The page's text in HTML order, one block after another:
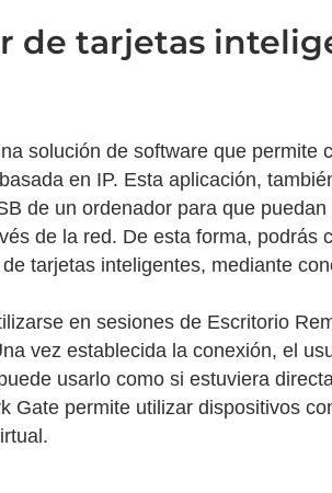
de tarjetas
solución de software que permite
en IP. Esta aplicación,
de un ordenador para que
de la red. De esta forma, podrás
tarjetas inteligentes, mediante
en sesiones de Escritorio
vez establecida la conexión, el
usarlo como si estuviera
Gate permite utilizar dispositivos